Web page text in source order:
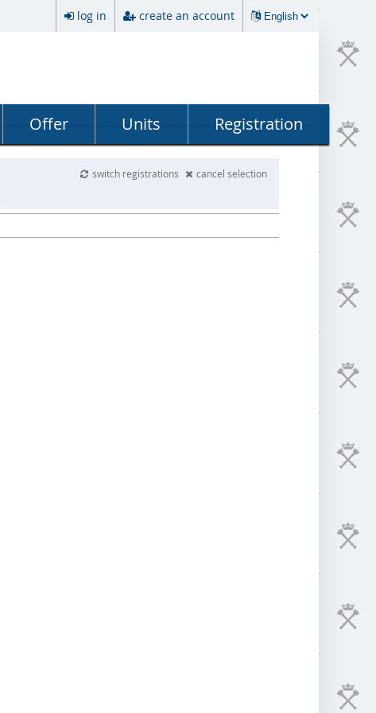
log in create an account
Offer Units Registration
switch registrations
cancel selection